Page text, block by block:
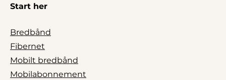
Start her
Bredbånd
Fibernet
Mobilt bredbånd
Mobilabonnement